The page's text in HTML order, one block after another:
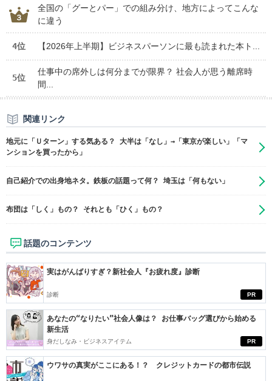
全国の「グーとパー」での組み分け、地方によってこんな
に違う
4位 【2026年上半期】ビジネスパーソンに最も読まれた本ト...
5位
仕事中の席外しは何分までが限界？ 社会人が思う離席時
間...
関連リンク
地元に「Ｕターン」する気ある？ 大半は「なし」→「東京が楽しい」「マ
ンションを買ったから」
自己紹介での出身地ネタ。鉄板の話題って何？ 埼玉は「何もない」
布団は「しく」もの？ それとも「ひく」もの？
話題のコンテンツ
PR
実はがんばりすぎ？新社会人『お疲れ度』診断
診断
PR
あなたの“なりたい”社会人像は？ お仕事バッグ選びから始める
新生活
身だしなみ・ビジネスアイテム
ウワサの真実がここにある！？ クレジットカードの都市伝説